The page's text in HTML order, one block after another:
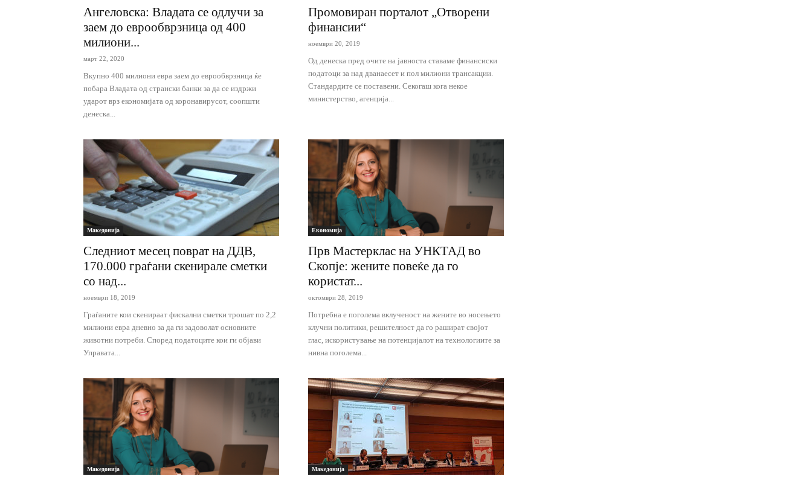
Ангеловска: Владата се одлучи за
заем до еврообврзница од 400
милиони...
март 22, 2020
Вкупно 400 милиони евра заем до еврообврзница ќе
побара Владата од странски банки за да се издржи
ударот врз економијата од коронавирусот, соопшти
денеска...
Промовиран порталот „Отворени
финансии“
ноември 20, 2019
Од денеска пред очите на јавноста ставаме финансиски
податоци за над дванаесет и пол милиони трансакции.
Стандардите се поставени. Секогаш кога некое
министерство, агенција...
Македонија
Следниот месец поврат на ДДВ,
170.000 граѓани скенирале сметки
со над...
ноември 18, 2019
Граѓаните кои скенираат фискални сметки трошат по 2,2
милиони евра дневно за да ги задоволат основните
животни потреби. Според податоците кои ги објави
Управата...
Економија
Прв Мастерклас на УНКТАД во
Скопје: жените повеќе да го
користат...
октомври 28, 2019
Потребна е поголема вклученост на жените во носењето
клучни политики, решителност да го рашират својот
глас, искористување на потенцијалот на технологиите за
нивна поголема...
Македонија Македонија